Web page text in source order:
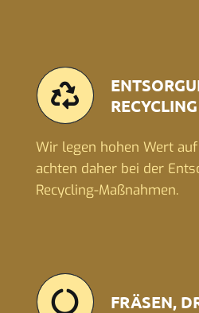
RECYCLING
Wir legen hohen Wert
achten daher bei der
Recycling-Maßnahmen.
FRÄSEN,